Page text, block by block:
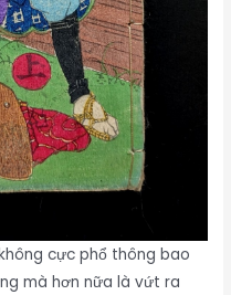
cực phổ thông bao
mà hơn nữa là vứt ra